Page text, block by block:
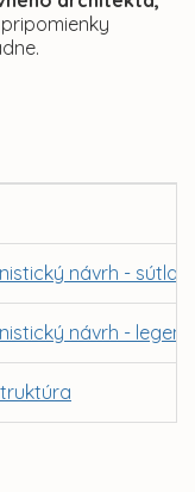
pripomienky
návrh - sútlač
návrh -